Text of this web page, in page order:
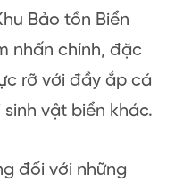
Bảo tồn Biển
nhấn chính, đặc
rỡ với đầy ắp cá
vật biển khác.
đối với những